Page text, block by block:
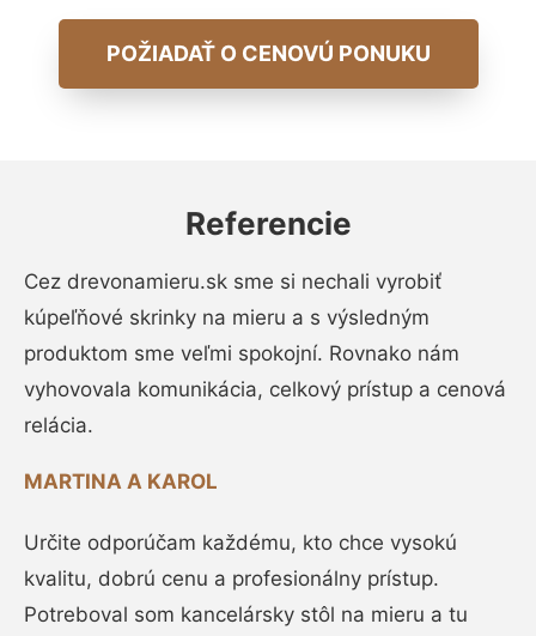
POŽIADAŤ O CENOVÚ PONUKU
Referencie
Cez drevonamieru.sk sme si nechali vyrobiť
kúpeľňové skrinky na mieru a s výsledným
produktom sme veľmi spokojní. Rovnako nám
vyhovovala komunikácia, celkový prístup a cenová
relácia.
MARTINA A KAROL
Určite odporúčam každému, kto chce vysokú
kvalitu, dobrú cenu a profesionálny prístup.
Potreboval som kancelársky stôl na mieru a tu